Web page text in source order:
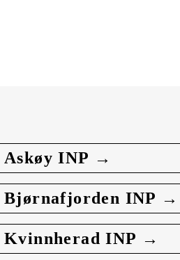
Askøy INP →
Bjørnafjorden INP →
Kvinnherad INP →